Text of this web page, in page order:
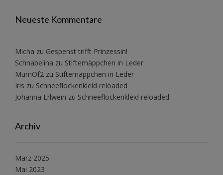
Neueste Kommentare
Micha zu Gespenst trifft Prinzessin!
Schnabelina zu Stiftemäppchen in Leder
MumOf2 zu Stiftemäppchen in Leder
Iris zu Schneeflockenkleid reloaded
Johanna Erlwein zu Schneeflockenkleid reloaded
Archiv
März 2025
Mai 2023